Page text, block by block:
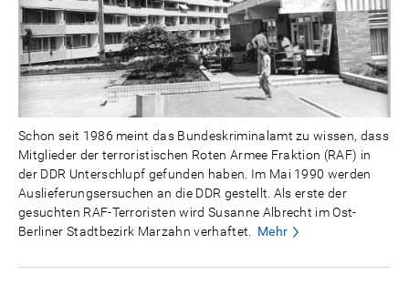
Schon seit 1986 meint das Bundeskriminalamt zu wissen, dass
Mitglieder der terroristischen Roten Armee Fraktion (RAF) in
der DDR Unterschlupf gefunden haben. Im Mai 1990 werden
Auslieferungsersuchen an die DDR gestellt. Als erste der
gesuchten RAF-Terroristen wird Susanne Albrecht im Ost-
Berliner Stadtbezirk Marzahn verhaftet. Mehr